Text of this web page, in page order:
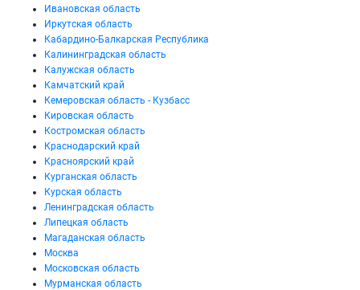
Ивановская область
Иркутская область
Кабардино-Балкарская Республика
Калининградская область
Калужская область
Камчатский край
Кемеровская область - Кузбасс
Кировская область
Костромская область
Краснодарский край
Красноярский край
Курганская область
Курская область
Ленинградская область
Липецкая область
Магаданская область
Москва
Московская область
Мурманская область